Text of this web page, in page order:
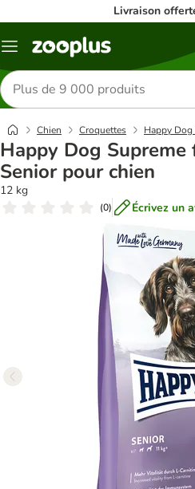
Livraison
Menu
Rechercher
des
produits
Chien Croquettes Happy Dog
Happy Dog
Senior pour chien
12 kg
(0) Écrivez un